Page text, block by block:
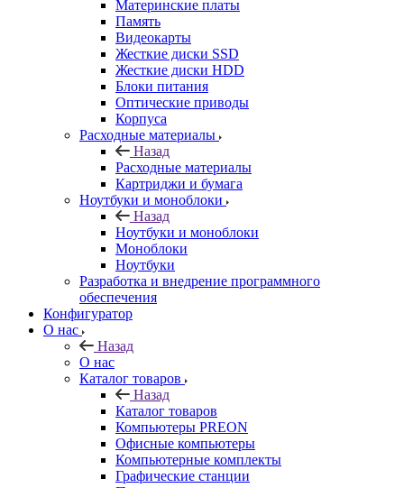
Материнские платы
Память
Видеокарты
Жесткие диски SSD
Жесткие диски HDD
Блоки питания
Оптические приводы
Корпуса
Расходные материалы
Назад
Расходные материалы
Картриджи и бумага
Ноутбуки и моноблоки
Назад
Ноутбуки и моноблоки
Моноблоки
Ноутбуки
Разработка и внедрение программного
обеспечения
Конфигуратор
О нас
Назад
О нас
Каталог товаров
Назад
Каталог товаров
Компьютеры PREON
Офисные компьютеры
Компьютерные комплекты
Графические станции